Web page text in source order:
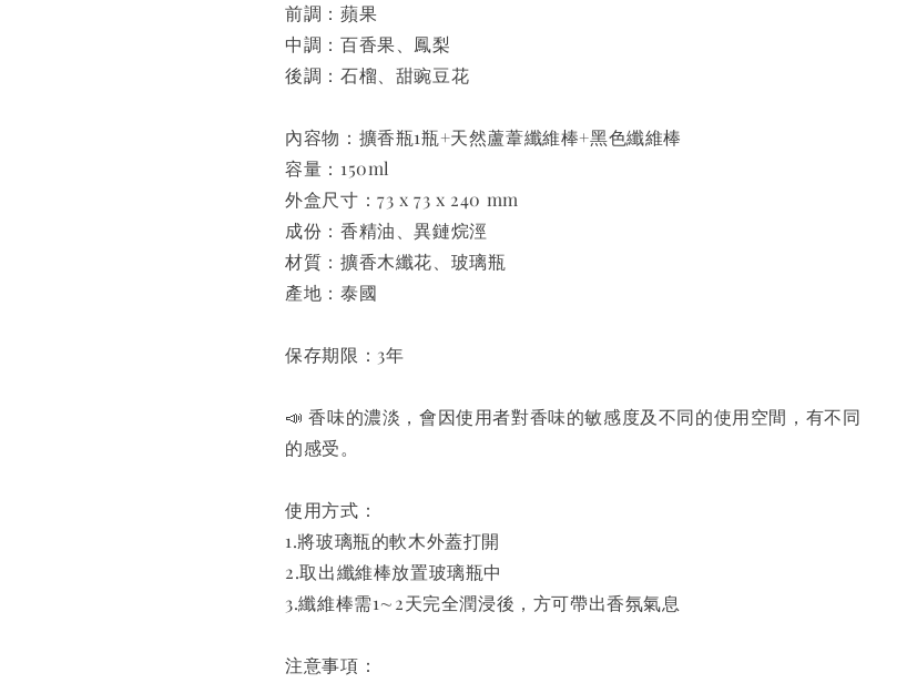
前調：蘋果
中調：百香果、鳳梨
後調：石榴、甜豌豆花
內容物：擴香瓶1瓶+天然蘆葦纖維棒+黑色纖維棒
容量：150ml
外盒尺寸：73 x 73 x 240 mm
成份：香精油、異鏈烷涇
材質：擴香木纖花、玻璃瓶
產地：泰國
保存期限：3年
📣 香味的濃淡，會因使用者對香味的敏感度及不同的使用空間，有不同
的感受。
使用方式：
1.將玻璃瓶的軟木外蓋打開
2.取出纖維棒放置玻璃瓶中
3.纖維棒需1∼2天完全潤浸後，方可帶出香氛氣息
注意事項：